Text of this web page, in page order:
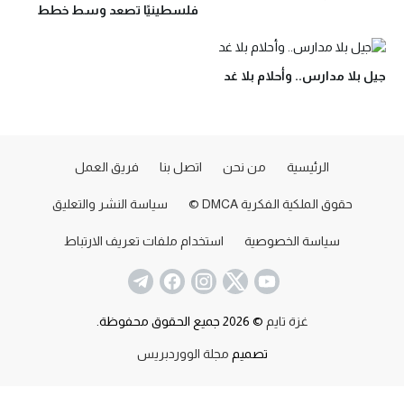
فلسطينيًا تصعد وسط خطط
جيل بلا مدارس.. وأحلام بلا غد
الرئيسية من نحن اتصل بنا فريق العمل
حقوق الملكية الفكرية DMCA © سياسة النشر والتعليق
سياسة الخصوصية استخدام ملفات تعريف الارتباط
غزة تايم © 2026 جميع الحقوق محفوظة.
تصميم مجلة الووردبريس